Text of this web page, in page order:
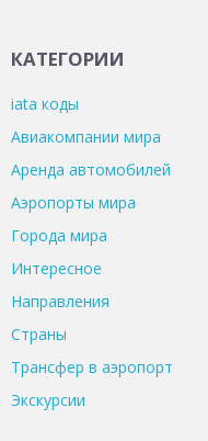
КАТЕГОРИИ
iata коды
Авиакомпании мира
Аренда автомобилей
Аэропорты мира
Города мира
Интересное
Направления
Страны
Трансфер в аэропорт
Экскурсии